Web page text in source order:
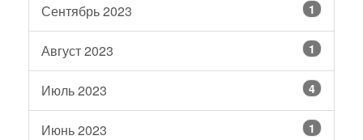
Сентябрь 2023 1
Август 2023 1
Июль 2023 4
Июнь 2023 1